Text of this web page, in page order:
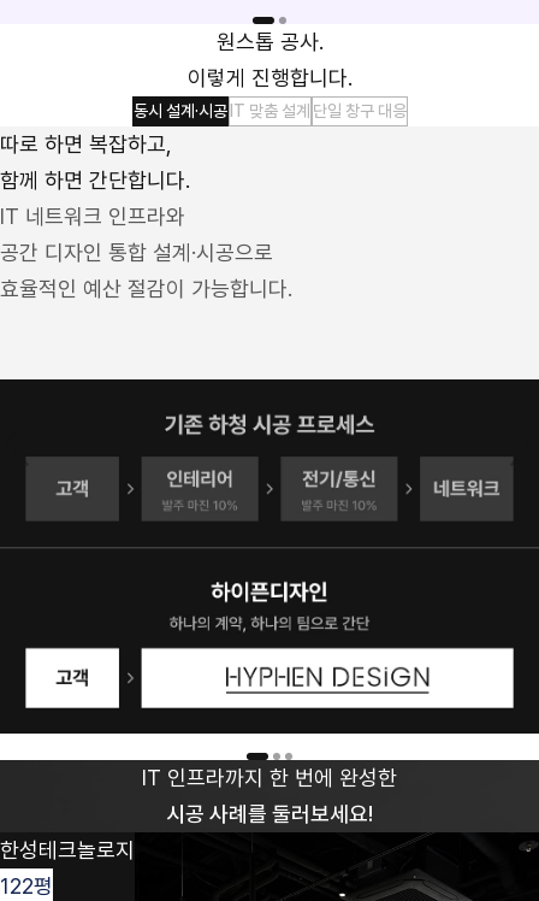
원스톱 공사.
이렇게 진행합니다.
동시 설계·시공 IT 맞춤 설계 단일 창구 대응
따로 하면 복잡하고,
함께 하면 간단합니다.
IT 네트워크 인프라와
공간 디자인 통합 설계·시공으로
효율적인 예산 절감이 가능합니다.
IT 인프라까지 한 번에 완성한
시공 사례를 둘러보세요!
한성테크놀로지
122평